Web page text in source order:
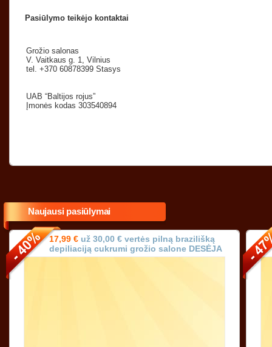
Pasiūlymo teikėjo kontaktai
Grožio salonas
V. Vaitkaus g. 1, Vilnius
tel. +370 60878399 Stasys
UAB “Baltijos rojus”
Įmonės kodas 303540894
Naujausi pasiūlymai
17,99 € už 30,00 € vertės pilną brazilišką
depiliaciją cukrumi grožio salone DESĖJA
Vilniuje!